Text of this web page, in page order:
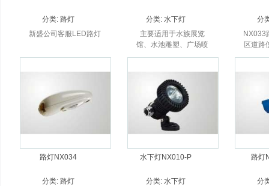
分类:路灯
新盛公司客服LED路灯
分类:水下灯
主要适用于水族展览
馆、水池雕塑、广场喷
泉等水体照明。
分
NX033
区道路
高速
路灯NX034
分类:路灯
水下灯NX010-P
分类:水下灯
路灯
分